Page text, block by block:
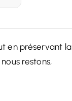
en préservant la
restons,